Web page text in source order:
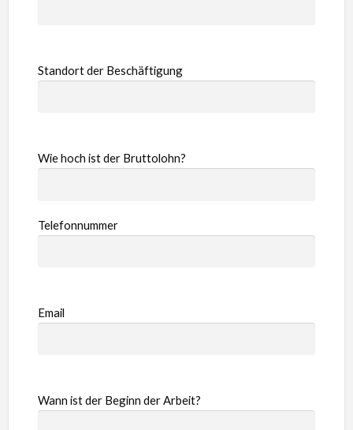
Standort der Beschäftigung
Wie hoch ist der Bruttolohn?
Telefonnummer
Email
Wann ist der Beginn der Arbeit?